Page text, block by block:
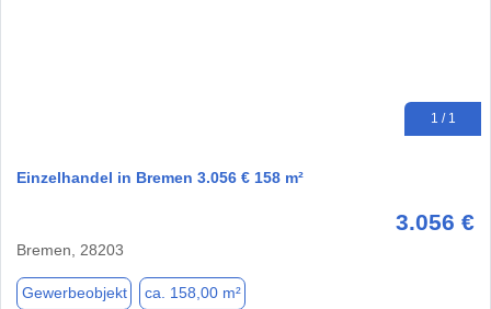
1 / 1
Einzelhandel in Bremen 3.056 € 158 m²
3.056 €
Bremen, 28203
Gewerbeobjekt ca. 158,00 m²